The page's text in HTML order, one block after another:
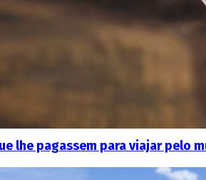
lhe pagassem para viajar pelo